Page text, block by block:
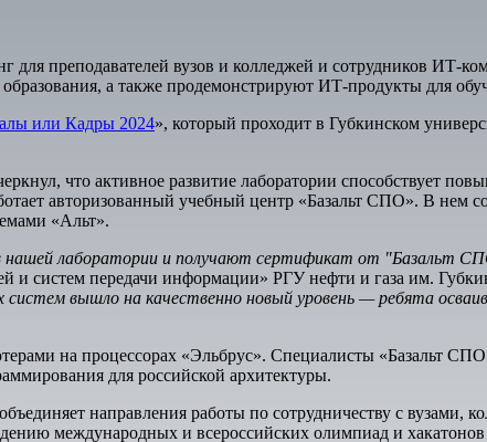
для преподавателей вузов и колледжей и сотрудников ИТ-
а также продемонстрируют ИТ-продукты для
или Кадры 2024», который проходит в Губкинском
что активное развитие лаборатории способствует
авторизованный учебный центр «Базальт СПО». В нем
«Альт».
нашей лаборатории и получают сертификат от "Базальт
и систем передачи информации» РГУ нефти и газа им.
вышло на качественно новый уровень — ребята
на процессорах «Эльбрус». Специалисты «Базальт
для российской архитектуры.
направления работы по сотрудничеству с вузами,
международных и всероссийских олимпиад и хакатонов